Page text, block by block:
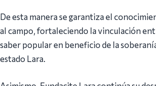
De esta manera se garantiza el
al campo, fortaleciendo la vinculación
saber popular en beneficio de la
estado Lara.